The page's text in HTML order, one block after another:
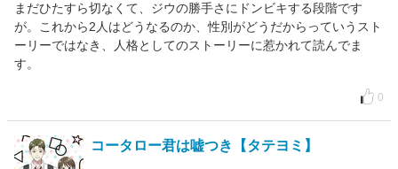
まだひたすら切なくて、ジウの勝手さにドンビキする段階です
が。これから2人はどうなるのか、性別がどうだからっていうスト
ーリーではなき、人格としてのストーリーに惹かれて読んでま
す。
0
コータロー君は嘘つき【タテヨミ】